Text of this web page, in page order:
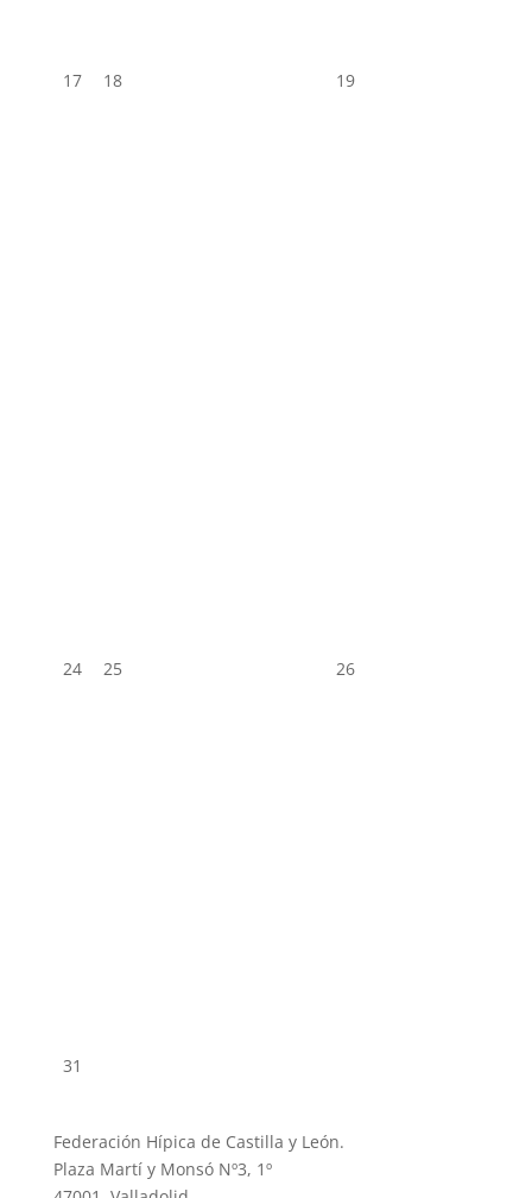
17 18 19
24 25 26
31
Federación Hípica de Castilla y León.
Plaza Martí y Monsó Nº3, 1º